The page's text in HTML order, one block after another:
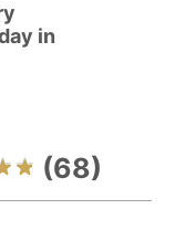
in
(68)